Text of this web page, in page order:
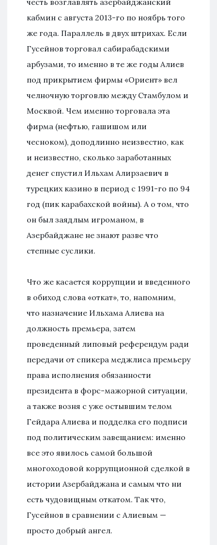
честь возглавлять азербайджанский
кабмин с августа 2013-го по ноябрь того
же года. Параллель в двух штрихах. Если
Гусейнов торговал сабирабадскими
арбузами, то именно в те же годы Алиев
под прикрытием фирмы «Ориент» вел
челночную торговлю между Стамбулом и
Москвой. Чем именно торговала эта
фирма (нефтью, гашишом или
чесноком), доподлинно неизвестно, как
и неизвестно, сколько заработанных
денег спустил Ильхам Алирзаевич в
турецких казино в период с 1991-го по 94
год (пик карабахской войны). А о том, что
он был заядлым игроманом, в
Азербайджане не знают разве что
степные суслики.
Что же касается коррупции и введенного
в обиход слова «откат», то, напомним,
что назначение Ильхама Алиева на
должность премьера, затем
проведенный липовый референдум ради
передачи от спикера меджлиса премьеру
права исполнения обязанности
президента в форс-мажорной ситуации,
а также возня с уже остывшим телом
Гейдара Алиева и подделка его подписи
под политическим завещанием: именно
все это явилось самой большой
многоходовой коррупционной сделкой в
истории Азербайджана и самым что ни
есть чудовищным откатом. Так что,
Гусейнов в сравнении с Алиевым —
просто добрый ангел.